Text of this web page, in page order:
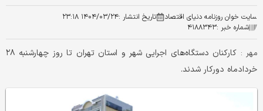
سایت خوان روزنامه دنیای اقتصاد تاریخ انتشار :۱۴۰۴/۰۳/۲۴ ۲۳:۱۸
شماره خبر :۴۱۸۸۳۴۳
مهر :
کارکنان دستگاه‌های اجرایی شهر و استان تهران تا روز چهارشنبه ۲۸
خردادماه دورکار شدند.